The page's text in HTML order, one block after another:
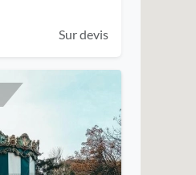
Sur devis